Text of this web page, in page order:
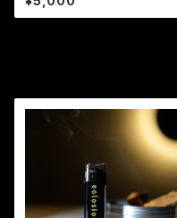
Spincoaster Original Slipm
at (12”)